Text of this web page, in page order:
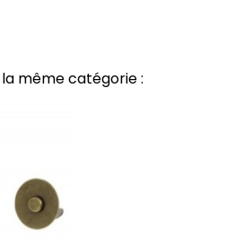
même catégorie :